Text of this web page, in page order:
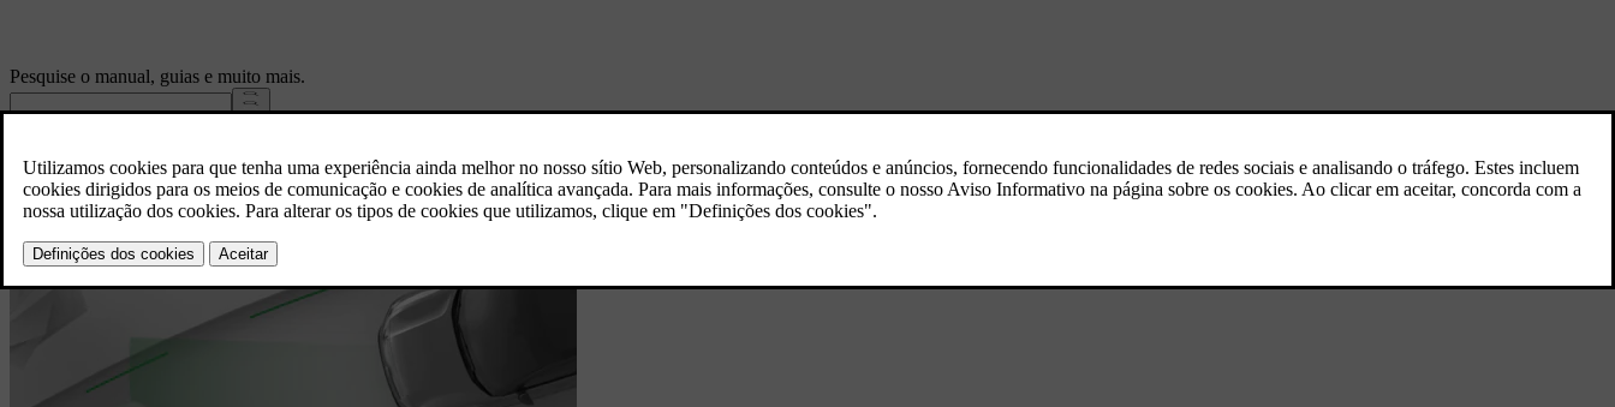
Pesquise o manual, guias e muito mais.
Características em destaque